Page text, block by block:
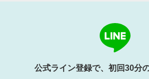
公式ライン登録で、初回30分